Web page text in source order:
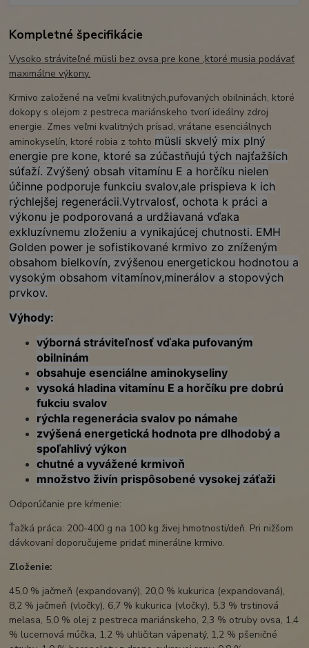
Kompletné špecifikácie
Vysoko stráviteľné müsli bez ovsa pre kone ,ktoré musia podávať
maximálne výkony.
Krmivo založené na veľmi kvalitných,pufovaných obilninách, ktoré
dokopy s olejom z pestreca mariánskeho tvorí ideálny zdroj
energie. Zmes veľmi kvalitných prísad, vrátane esenciálnych
aminokyselín, ktoré robia z tohto müsli skvelý mix plný
energie pre kone, ktoré sa zúčastňujú tých najťažších
súťaží. Zvýšený obsah vitamínu E a horčíku nielen
účinne podporuje funkciu svalov,ale prispieva k ich
rýchlejšej regenerácii.Vytrvalosť, ochota k práci a
výkonu je podporovaná a urdžiavaná vďaka
exkluzívnemu zloženiu a vynikajúcej chutnosti. EMH
Golden power je sofistikované krmivo zo zníženým
obsahom bielkovín, zvýšenou energetickou hodnotou a
vysokým obsahom vitamínov,minerálov a stopových
prvkov.
Výhody:
výborná stráviteľnosť vďaka pufovaným
obilninám
obsahuje esenciálne aminokyseliny
vysoká hladina vitamínu E a horčíku pre dobrú
fukciu svalov
rýchla regenerácia svalov po námahe
zvýšená energetická hodnota pre dlhodobý a
spoľahlivý výkon
chutné a vyvážené krmivoň
množstvo živín prispôsobené vysokej záťaži
Odporúčanie pre kŕmenie:
Ťažká práca: 200-400 g na 100 kg živej hmotnosti/deň. Pri nižšom
dávkovaní doporučujeme pridať minerálne krmivo.
Zloženie:
45,0 % jačmeň (expandovaný), 20,0 % kukurica (expandovaná),
8,2 % jačmeň (vločky), 6,7 % kukurica (vločky), 5,3 % trstinová
melasa, 5,0 % olej z pestreca mariánskeho, 2,3 % otruby ovsa, 1,4
% lucernová múčka, 1,2 % uhličitan vápenatý, 1,2 % pšeničné